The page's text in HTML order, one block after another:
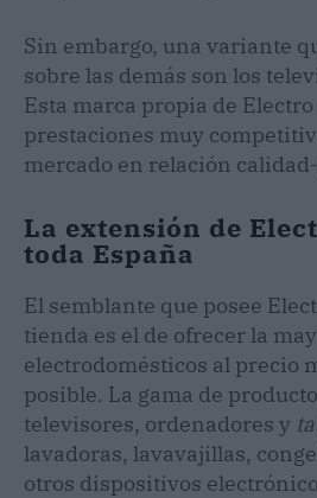
Sin embargo, una variante
sobre las demás son los
Esta marca propia de
prestaciones muy
mercado en relación
La extensión de
toda España
El semblante que posee
tienda es el de ofrecer la
electrodomésticos al precio
posible. La gama de
televisores, ordenadores y
lavadoras, lavavajillas,
otros dispositivos